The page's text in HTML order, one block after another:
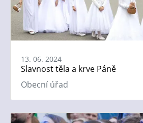
13. 06. 2024
Slavnost těla a krve Páně
Obecní úřad